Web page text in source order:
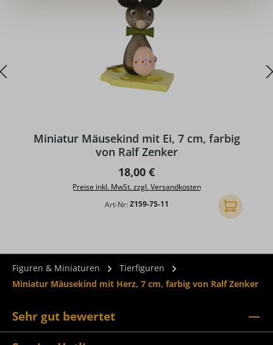
Miniatur Mäusekind mit Ei, 7 cm, farbig
von Ralf Zenker
Regulärer Preis:
18,00 €
Preise inkl. MwSt. zzgl. Versandkosten
Art-Nr: Z159-75-11 In den
Figuren & Miniaturen
Tierfiguren
Miniatur Mäusekind mit Herz, 7 cm, farbig von Ralf Zenker
Sehr gut bewertet